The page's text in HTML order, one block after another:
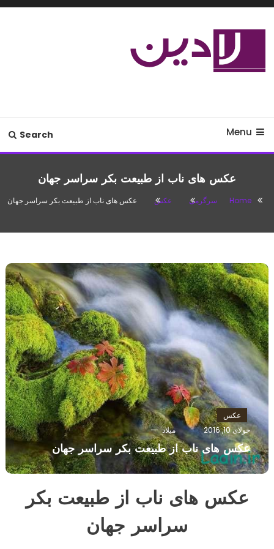
Skip
Menu
Search
عکس های ناب از طبیعت بکر سراسر جهان
Home سرگرمی عکس عکس های ناب از طبیعت بکر سراسر جهان
عکس
جولای 10, 2016
میلاد
عکس های ناب از طبیعت بکر سراسر جهان
عکس های ناب از طبیعت بکر
سراسر جهان